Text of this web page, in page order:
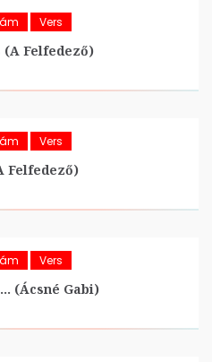
Vers
(A Felfedező)
Vers
Felfedező)
Vers
(Ácsné Gabi)